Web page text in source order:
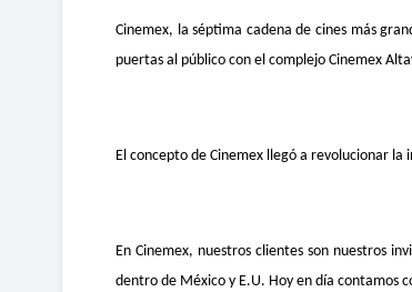
Cinemex, la séptima cadena de cines más
puertas al público con el complejo Cinemex
El concepto de Cinemex llegó a revolucionar
En Cinemex, nuestros clientes son nuestros
dentro de México y E.U. Hoy en día contamos